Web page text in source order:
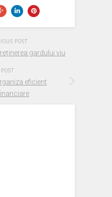
POST
gardului viu
eficient